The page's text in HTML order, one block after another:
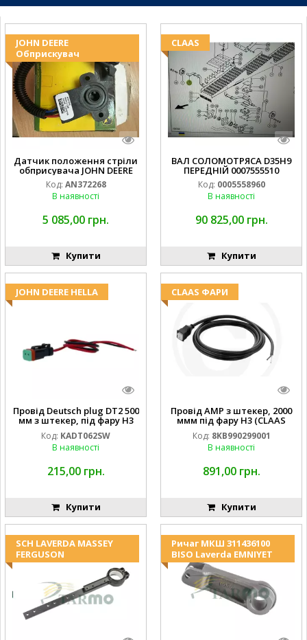
JOHN DEERE
Обприскувач
Датчик положення стріли
обприсувача JOHN DEERE
Код: AN372268
В наявності
5 085,00 грн.
Купити
CLAAS
ВАЛ СОЛОМОТРЯСА D35H9
ПЕРЕДНІЙ 0007555510
Код: 0005558960
В наявності
90 825,00 грн.
Купити
JOHN DEERE HELLA
Провід Deutsch plug DT2 500
мм з штекер, під фару H3
(JOHN DEERE AL116438
994.184.00) ) Kramp Hella
Код: KADT062SW
В наявності
215,00 грн.
Купити
CLAAS ФАРИ
Провід AMP з штекер, 2000
ммм під фару H3 (CLAAS
013733) Hella
Код: 8KB990299001
В наявності
891,00 грн.
Купити
SCH LAVERDA MASSEY
FERGUSON
Ричаг МКШ 311436100
BISO Laverda EMNIYET